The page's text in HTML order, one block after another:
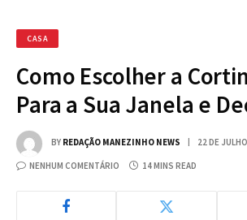
CASA
Como Escolher a
Para a Sua Janela e
BY REDAÇÃO MANEZINHO NEWS 22 DE
NENHUM COMENTÁRIO 14 MINS READ